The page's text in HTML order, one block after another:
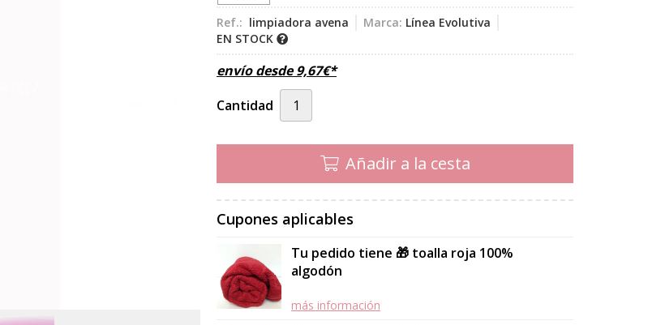
Ref.: limpiadora avena Marca: Línea Evolutiva
EN STOCK
envío desde9,67€*
Cantidad
Añadir a la cesta
Cupones aplicables
Tu pedido tiene 🎁 toalla roja 100%
algodón
más información